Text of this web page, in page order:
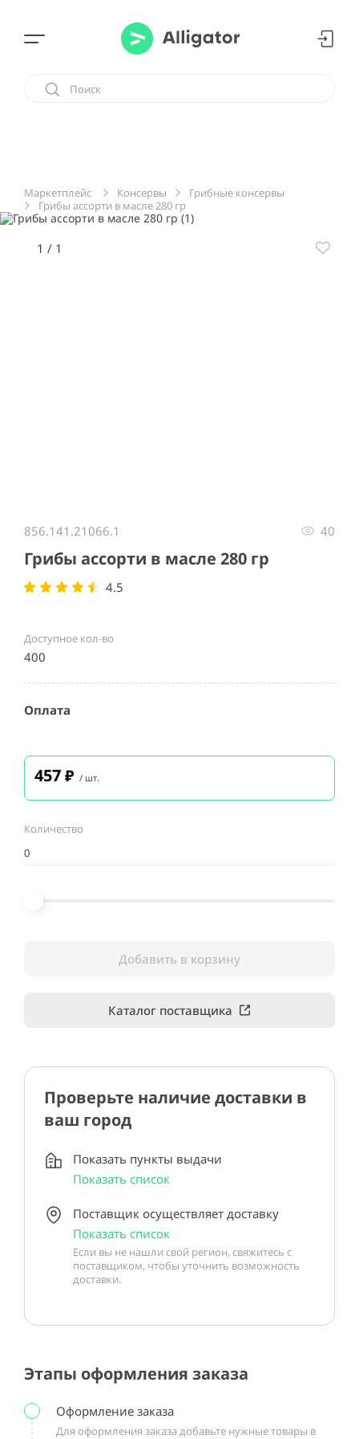
Маркетплейс Консервы
Грибные консервы
Грибы ассорти в масле 280 гр
1 / 1
856.141.21066.1 40
Грибы ассорти в масле 280 гр
4.5
Доступное кол-во
400
Оплата
457₽ / шт.
Количество
Добавить в корзину
Каталог поставщика
Проверьте наличие доставки в
ваш город
Показать пункты выдачи
Показать список
Поставщик осуществляет доставку
Показать список
Если вы не нашли свой регион, свяжитесь с
поставщиком, чтобы уточнить возможность
доставки.
Этапы оформления заказа
Оформление заказа
Для оформления заказа добавьте нужные товары в